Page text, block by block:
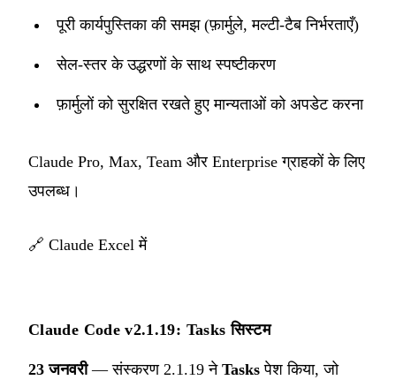
पूरी कार्यपुस्तिका की समझ (फ़ार्मुले, मल्टी-टैब निर्भरताएँ)
सेल-स्तर के उद्धरणों के साथ स्पष्टीकरण
फ़ार्मुलों को सुरक्षित रखते हुए मान्यताओं को अपडेट करना
Claude Pro, Max, Team और Enterprise ग्राहकों के लिए
उपलब्ध।
🔗 Claude Excel में
Claude Code v2.1.19: Tasks सिस्टम
23 जनवरी— संस्करण 2.1.19 ने Tasks पेश किया, जो